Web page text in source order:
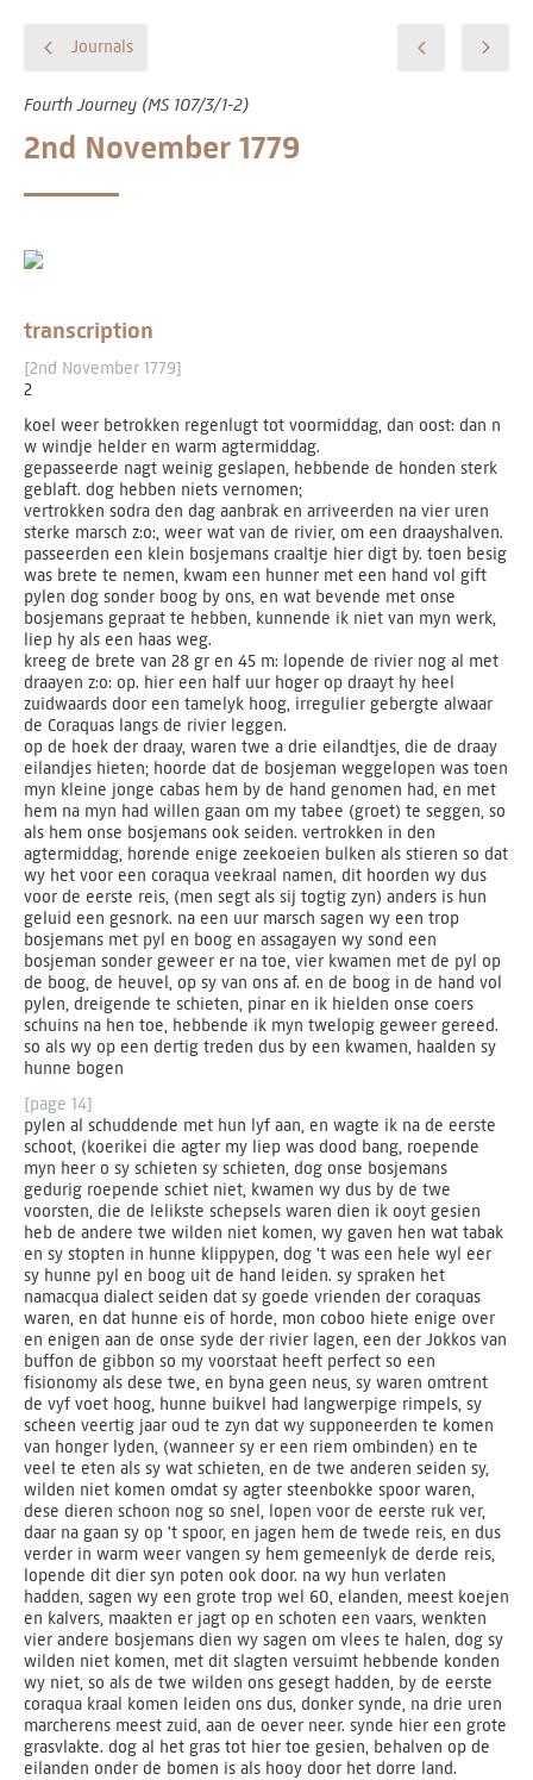
Journals
Fourth Journey (MS 107/3/1-2)
2nd November 1779
transcription
[2nd November 1779]
2
koel weer betrokken regenlugt tot voormiddag, dan oost: dan n
w windje helder en warm agtermiddag.
gepasseerde nagt weinig geslapen, hebbende de honden sterk
geblaft. dog hebben niets vernomen;
vertrokken sodra den dag aanbrak en arriveerden na vier uren
sterke marsch z:o:, weer wat van de rivier, om een draayshalven.
passeerden een klein bosjemans craaltje hier digt by. toen besig
was brete te nemen, kwam een hunner met een hand vol gift
pylen dog sonder boog by ons, en wat bevende met onse
bosjemans gepraat te hebben, kunnende ik niet van myn werk,
liep hy als een haas weg.
kreeg de brete van 28 gr en 45 m: lopende de rivier nog al met
draayen z:o: op. hier een half uur hoger op draayt hy heel
zuidwaards door een tamelyk hoog, irregulier gebergte alwaar
de Coraquas langs de rivier leggen.
op de hoek der draay, waren twe a drie eilandtjes, die de draay
eilandjes hieten; hoorde dat de bosjeman weggelopen was toen
myn kleine jonge cabas hem by de hand genomen had, en met
hem na myn had willen gaan om my tabee (groet) te seggen, so
als hem onse bosjemans ook seiden. vertrokken in den
agtermiddag, horende enige zeekoeien bulken als stieren so dat
wy het voor een coraqua veekraal namen, dit hoorden wy dus
voor de eerste reis, (men segt als sij togtig zyn) anders is hun
geluid een gesnork. na een uur marsch sagen wy een trop
bosjemans met pyl en boog en assagayen wy sond een
bosjeman sonder geweer er na toe, vier kwamen met de pyl op
de boog, de heuvel, op sy van ons af. en de boog in de hand vol
pylen, dreigende te schieten, pinar en ik hielden onse coers
schuins na hen toe, hebbende ik myn twelopig geweer gereed.
so als wy op een dertig treden dus by een kwamen, haalden sy
hunne bogen
[page 14]
pylen al schuddende met hun lyf aan, en wagte ik na de eerste
schoot, (koerikei die agter my liep was dood bang, roepende
myn heer o sy schieten sy schieten, dog onse bosjemans
gedurig roepende schiet niet, kwamen wy dus by de twe
voorsten, die de lelikste schepsels waren dien ik ooyt gesien
heb de andere twe wilden niet komen, wy gaven hen wat tabak
en sy stopten in hunne klippypen, dog 't was een hele wyl eer
sy hunne pyl en boog uit de hand leiden. sy spraken het
namacqua dialect seiden dat sy goede vrienden der coraquas
waren, en dat hunne eis of horde, mon coboo hiete enige over
en enigen aan de onse syde der rivier lagen, een der Jokkos van
buffon de gibbon so my voorstaat heeft perfect so een
fisionomy als dese twe, en byna geen neus, sy waren omtrent
de vyf voet hoog, hunne buikvel had langwerpige rimpels, sy
scheen veertig jaar oud te zyn dat wy supponeerden te komen
van honger lyden, (wanneer sy er een riem ombinden) en te
veel te eten als sy wat schieten, en de twe anderen seiden sy,
wilden niet komen omdat sy agter steenbokke spoor waren,
dese dieren schoon nog so snel, lopen voor de eerste ruk ver,
daar na gaan sy op 't spoor, en jagen hem de twede reis, en dus
verder in warm weer vangen sy hem gemeenlyk de derde reis,
lopende dit dier syn poten ook door. na wy hun verlaten
hadden, sagen wy een grote trop wel 60, elanden, meest koejen
en kalvers, maakten er jagt op en schoten een vaars, wenkten
vier andere bosjemans dien wy sagen om vlees te halen, dog sy
wilden niet komen, met dit slagten versuimt hebbende konden
wy niet, so als de twe wilden ons gesegt hadden, by de eerste
coraqua kraal komen leiden ons dus, donker synde, na drie uren
marcherens meest zuid, aan de oever neer. synde hier een grote
grasvlakte. dog al het gras tot hier toe gesien, behalven op de
eilanden onder de bomen is als hooy door het dorre land.